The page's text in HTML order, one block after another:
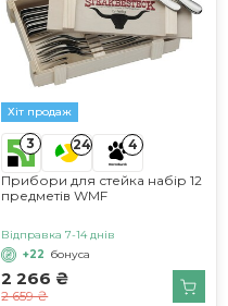
Хіт продаж
3 24 4
Прибори для стейка набір 12
предметів WMF
2 266 ₴
2 659 ₴
Відправка 7-14 днів
+22 бонуса